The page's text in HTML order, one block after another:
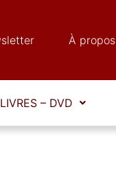
À propos
– DVD